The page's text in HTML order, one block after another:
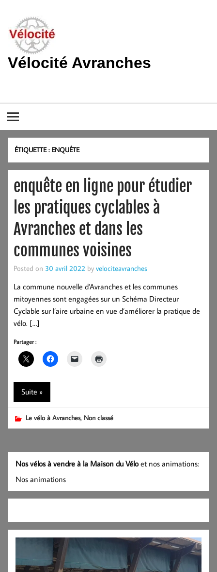
content
Vélocité Avranches
ÉTIQUETTE : ENQUÊTE
enquête en ligne pour étudier
les pratiques cyclables à
Avranches et dans les
communes voisines
Posted on 30 avril 2022 by velociteavranches
La commune nouvelle d’Avranches et les communes
mitoyennes sont engagées sur un Schéma Directeur
Cyclable sur l’aire urbaine en vue d’améliorer la pratique de
vélo. […]
Partager :
Suite »
Le vélo à Avranches, Non classé
Nos vélos à vendre à la Maison du Véloet nos animations:
Nos animations